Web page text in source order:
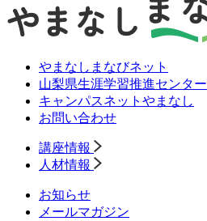
やまなしまなびネット
山梨県生涯学習推進センター
キャンパスネットやまなし
お問い合わせ
講座情報
人材情報
お知らせ
メールマガジン